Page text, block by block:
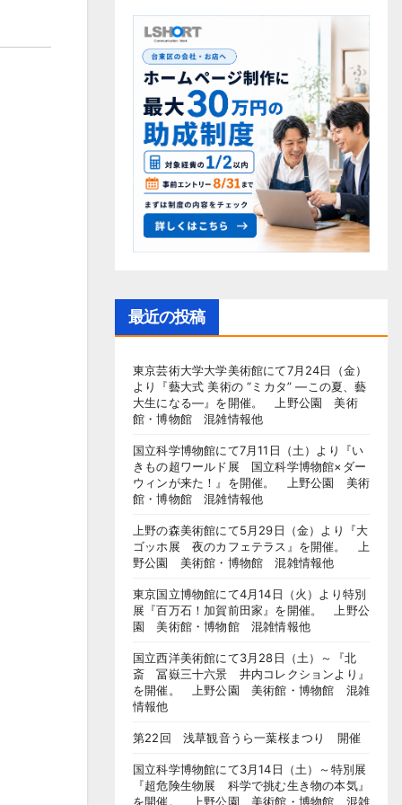
最近の投稿
東京芸術大学大学美術館にて7月24日（金）
より『藝大式 美術の “ミカタ” ―この夏、藝
大生になる―』を開催。 上野公園 美術
館・博物館 混雑情報他
国立科学博物館にて7月11日（土）より『い
きもの超ワールド展 国立科学博物館×ダー
ウィンが来た！』を開催。 上野公園 美術
館・博物館 混雑情報他
上野の森美術館にて5月29日（金）より『大
ゴッホ展 夜のカフェテラス』を開催。 上
野公園 美術館・博物館 混雑情報他
東京国立博物館にて4月14日（火）より特別
展『百万石！加賀前田家』を開催。 上野公
園 美術館・博物館 混雑情報他
国立西洋美術館にて3月28日（土）～『北
斎 冨嶽三十六景 井内コレクションより』
を開催。 上野公園 美術館・博物館 混雑
情報他
第22回 浅草観音うら一葉桜まつり 開催
国立科学博物館にて3月14日（土）～特別展
『超危険生物展 科学で挑む生き物の本気』
を開催。 上野公園 美術館・博物館 混雑